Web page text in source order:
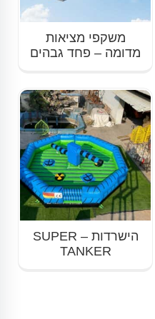
משקפי מציאות
מדומה – פחד גבהים
הישרדות – SUPER
TANKER